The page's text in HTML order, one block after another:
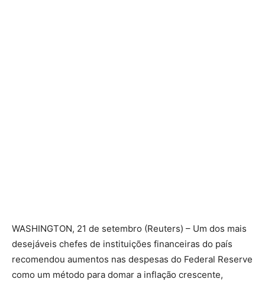
WASHINGTON, 21 de setembro (Reuters) – Um dos mais
desejáveis ​​chefes de instituições financeiras do país
recomendou aumentos nas despesas do Federal Reserve
como um método para domar a inflação crescente,